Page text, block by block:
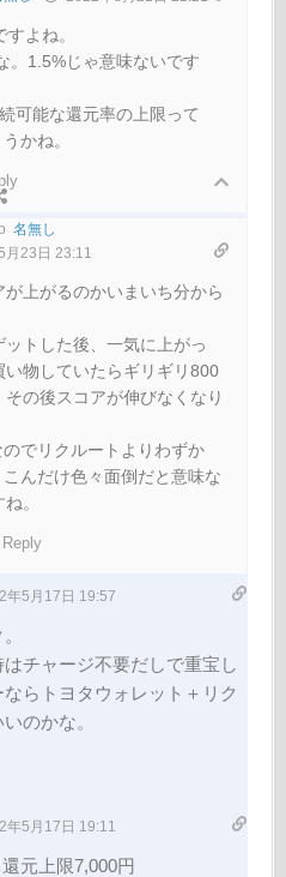
よね。
。1.5%じゃ意味ないです
可能な還元率の上限って
かね。
名無し
月23日 23:11
が上がるのかいまいち分から
トした後、一気に上がっ
い物していたらギリギリ800
の後スコアが伸びなくなり
でリクルートよりわずか
んだけ色々面倒だと意味な
。
Reply
年5月17日 19:57
チャージ不要だしで重宝し
らトヨタウォレット＋リク
のかな。
年5月17日 19:11
元上限7,000円